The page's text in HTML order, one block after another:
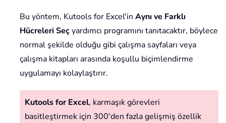
Bu yöntem, Kutools for Excel'in Aynı ve Farklı
Hücreleri Seçyardımcı programını tanıtacaktır, böylece
normal şekilde olduğu gibi çalışma sayfaları veya
çalışma kitapları arasında koşullu biçimlendirme
uygulamayı kolaylaştırır.
Kutools for Excel, karmaşık görevleri
basitleştirmek için 300'den fazla gelişmiş özellik